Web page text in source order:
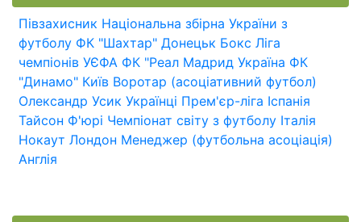
Півзахисник Національна збірна України з
футболу ФК "Шахтар" Донецьк Бокс Ліга
чемпіонів УЄФА ФК "Реал Мадрид Україна ФК
"Динамо" Київ Воротар (асоціативний футбол)
Олександр Усик Українці Прем'єр-ліга Іспанія
Тайсон Ф'юрі Чемпіонат світу з футболу Італія
Нокаут Лондон Менеджер (футбольна асоціація)
Англія